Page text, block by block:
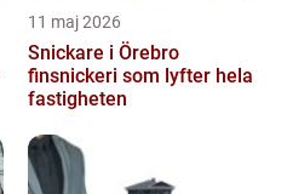
11 maj 2026
Snickare i Örebro
finsnickeri som lyfter hela
fastigheten